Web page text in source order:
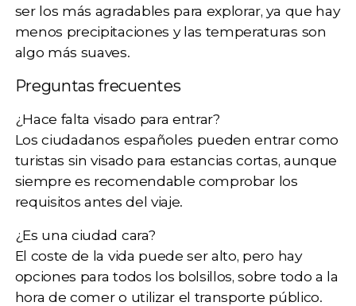
ser los más agradables para explorar, ya que hay
menos precipitaciones y las temperaturas son
algo más suaves.
Preguntas frecuentes
¿Hace falta visado para entrar?
Los ciudadanos españoles pueden entrar como
turistas sin visado para estancias cortas, aunque
siempre es recomendable comprobar los
requisitos antes del viaje.
¿Es una ciudad cara?
El coste de la vida puede ser alto, pero hay
opciones para todos los bolsillos, sobre todo a la
hora de comer o utilizar el transporte público.